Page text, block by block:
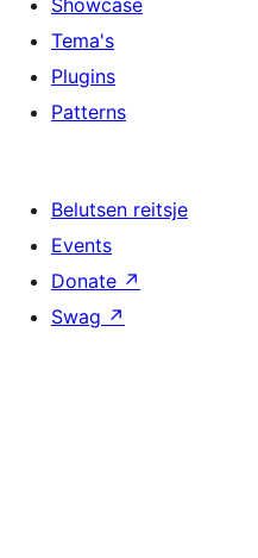
Tema's
Plugins
Patterns
Belutsen reitsje
Events
Donate ↗
Swag ↗